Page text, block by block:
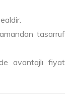
tasarruf
avantajlı fiyat